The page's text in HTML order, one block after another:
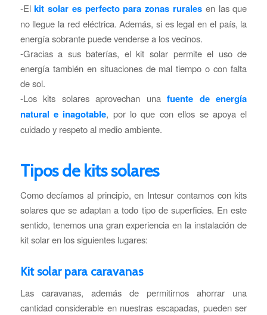
-Elkit solar es perfecto para zonas rurales en las que
no llegue la red eléctrica. Además, si es legal en el país, la
energía sobrante puede venderse a los vecinos.
-Gracias a sus baterías, el kit solar permite el uso de
energía también en situaciones de mal tiempo o con falta
de sol.
-Los kits solares aprovechan unafuente de energía
natural e inagotable, por lo que con ellos se apoya el
cuidado y respeto al medio ambiente.
Tipos de kits solares
Como decíamos al principio, en Intesur contamos con kits
solares que se adaptan a todo tipo de superficies. En este
sentido, tenemos una gran experiencia en la instalación de
kit solar en los siguientes lugares:
Kit solar para caravanas
Las caravanas, además de permitirnos ahorrar una
cantidad considerable en nuestras escapadas, pueden ser